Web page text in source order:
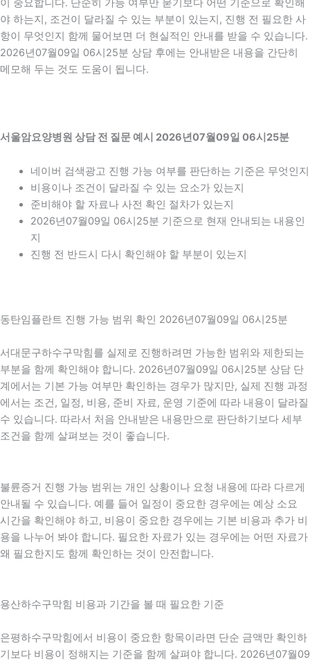
이 중요합니다. 단순히 가능 여부만 묻기보다 어떤 기준으로 확인해
야 하는지, 조건이 달라질 수 있는 부분이 있는지, 진행 전 필요한 사
항이 무엇인지 함께 물어보면 더 현실적인 안내를 받을 수 있습니다.
2026년07월09일 06시25분 상담 후에는 안내받은 내용을 간단히
메모해 두는 것도 도움이 됩니다.
서울암요양병원 상담 전 질문 예시 2026년07월09일 06시25분
네이버 검색광고 진행 가능 여부를 판단하는 기준은 무엇인지
비용이나 조건이 달라질 수 있는 요소가 있는지
준비해야 할 자료나 사전 확인 절차가 있는지
2026년07월09일 06시25분 기준으로 현재 안내되는 내용인
지
진행 전 반드시 다시 확인해야 할 부분이 있는지
동탄임플란트 진행 가능 범위 확인 2026년07월09일 06시25분
서대문구하수구막힘를 실제로 진행하려면 가능한 범위와 제한되는
부분을 함께 확인해야 합니다. 2026년07월09일 06시25분 상담 단
계에서는 기본 가능 여부만 확인하는 경우가 많지만, 실제 진행 과정
에서는 조건, 일정, 비용, 준비 자료, 운영 기준에 따라 내용이 달라질
수 있습니다. 따라서 처음 안내받은 내용만으로 판단하기보다 세부
조건을 함께 살펴보는 것이 좋습니다.
불륜증거 진행 가능 범위는 개인 상황이나 요청 내용에 따라 다르게
안내될 수 있습니다. 예를 들어 일정이 중요한 경우에는 예상 소요
시간을 확인해야 하고, 비용이 중요한 경우에는 기본 비용과 추가 비
용을 나누어 봐야 합니다. 필요한 자료가 있는 경우에는 어떤 자료가
왜 필요한지도 함께 확인하는 것이 안전합니다.
용산하수구막힘 비용과 기간을 볼 때 필요한 기준
은평하수구막힘에서 비용이 중요한 항목이라면 단순 금액만 확인하
기보다 비용이 정해지는 기준을 함께 살펴야 합니다. 2026년07월09